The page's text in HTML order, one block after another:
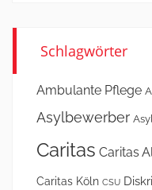
Schlagwörter
Ambulante Pflege
Asylbewerber
Caritas Caritas
Caritas Köln CSU